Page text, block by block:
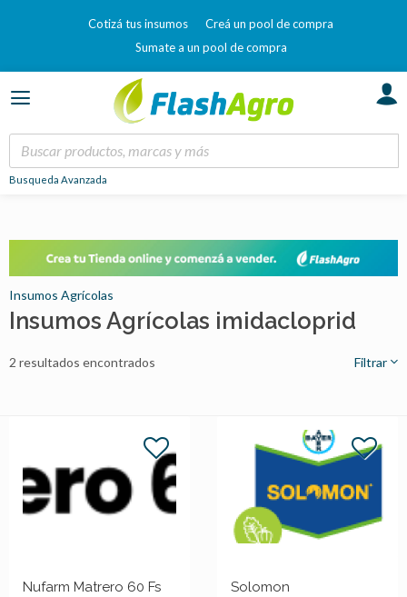
Cotizá tus insumos
Creá un pool de compra
Sumate a un pool de compra
Busqueda Avanzada
Nufarm Matrero 60 Fs Solomon
Insumos Agrícolas
Insumos Agrícolas imidacloprid
2 resultados encontrados Filtrar